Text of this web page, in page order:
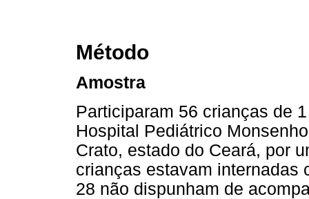
Método
Amostra
Participaram 56 crianças de
Hospital Pediátrico
Crato, estado do Ceará, por
crianças estavam internadas
28 não dispunham de